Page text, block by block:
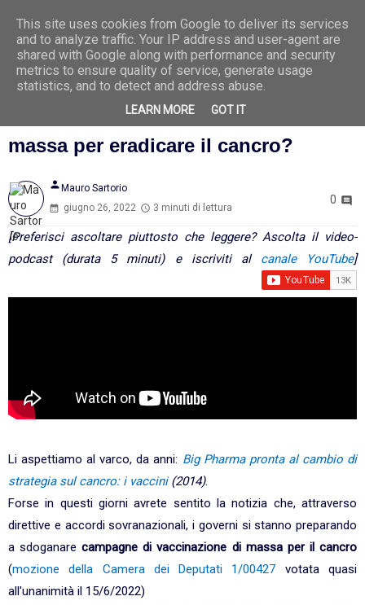
8 Ago
2026
L'era delle vaccinazioni coatte di
massa per eradicare il cancro?
person Mauro Sartorio
giugno 26, 2022
3 minuti di lettura
0
[Preferisci ascoltare piuttosto che leggere? Ascolta il video-
podcast (durata 5 minuti) e iscriviti al canale YouTube]
Li aspettiamo al varco, da anni: Big Pharma pronta al cambio di
strategia sul cancro: i vaccini(2014).
Forse in questi giorni avrete sentito la notizia che, attraverso
direttive e accordi sovranazionali, i governi si stanno preparando
a sdoganarecampagne di vaccinazione di massa per il cancro
(mozione della Camera dei Deputati 1/00427 votata quasi
all'unanimità il 15/6/2022)
This site uses cookies from Google to deliver its services
and to analyze traffic. Your IP address and user-agent are
shared with Google along with performance and security
metrics to ensure quality of service, generate usage
statistics, and to detect and address abuse.
LEARN MORE GOT IT